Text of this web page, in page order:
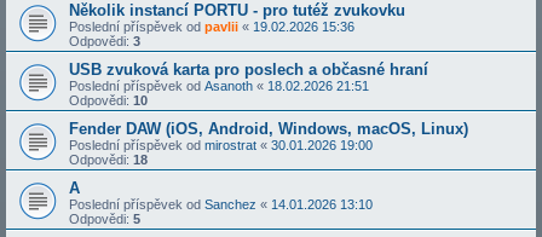
Několik instancí PORTU - pro tutéž zvukovku
Poslední příspěvek od pavlii « 19.02.2026 15:36
Odpovědi: 3
USB zvuková karta pro poslech a občasné hraní
Poslední příspěvek od Asanoth « 18.02.2026 21:51
Odpovědi: 10
Fender DAW (iOS, Android, Windows, macOS, Linux)
Poslední příspěvek od mirostrat « 30.01.2026 19:00
Odpovědi: 18
A
Poslední příspěvek od Sanchez « 14.01.2026 13:10
Odpovědi: 5